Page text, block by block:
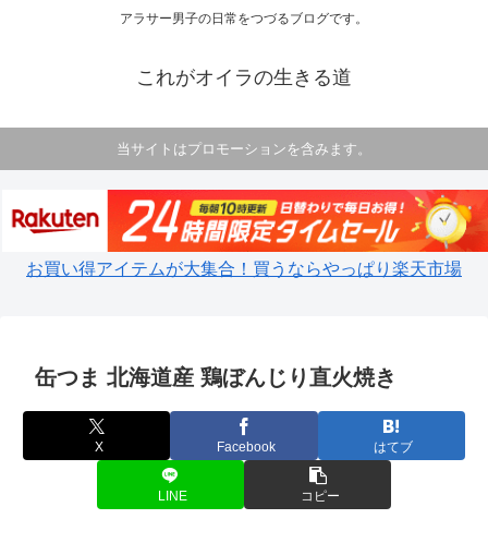
アラサー男子の日常をつづるブログです。
これがオイラの生きる道
当サイトはプロモーションを含みます。
お買い得アイテムが大集合！買うならやっぱり楽天市場
缶つま 北海道産 鶏ぼんじり直火焼き
X Facebook はてブ
LINE コピー